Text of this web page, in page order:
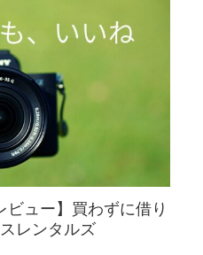
ビュー】買わずに借り
レンタルズ